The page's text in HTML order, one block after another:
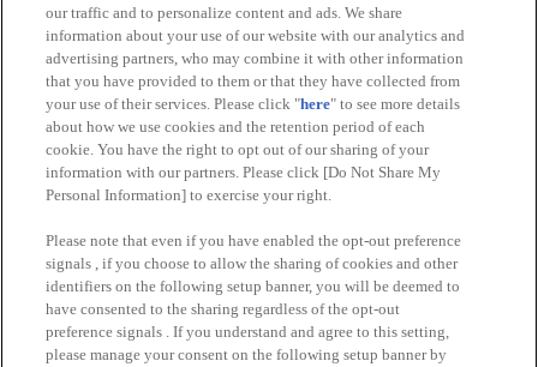
THE★JOJO WORLD TOKYO
@JOJOWORLD_TOKYO
JOJO WORLD PORTAL SITE
THE★JOJO WORLD OSAKA
JOJO PORTAL SITE
our traffic and to personalize content and ads. We share
information about your use of our website with our analytics and
advertising partners, who may combine it with other information
that you have provided to them or that they have collected from
your use of their services. Please click "here" to see more details
about how we use cookies and the retention period of each
cookie. You have the right to opt out of our sharing of your
information with our partners. Please click [Do Not Share My
Personal Information] to exercise your right.
Please note that even if you have enabled the opt-out preference
signals , if you choose to allow the sharing of cookies and other
identifiers on the following setup banner, you will be deemed to
have consented to the sharing regardless of the opt-out
preference signals . If you understand and agree to this setting,
please manage your consent on the following setup banner by